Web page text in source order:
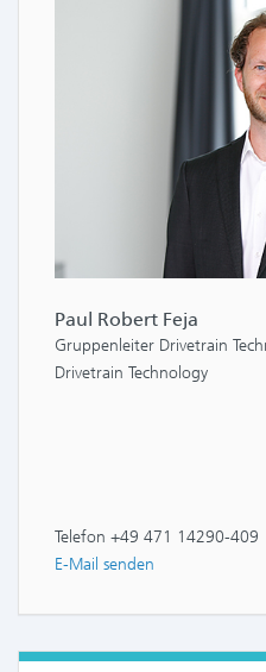
Paul Robert Feja
Gruppenleiter Drivetrain
Drivetrain Technology
Telefon +49 471 14290-409
E-Mail senden